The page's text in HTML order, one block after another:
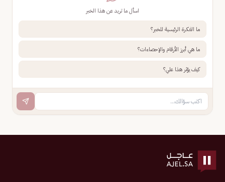
اسأل ما تريد عن هذا الخبر
ما الفكرة الرئيسية للخبر؟
ما هي أبرز الأرقام والإحصاءات؟
كيف يؤثر هذا علي؟